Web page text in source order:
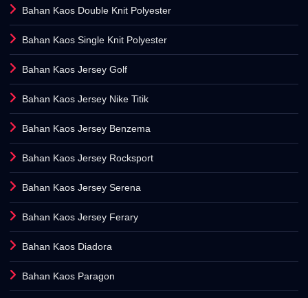
Bahan Kaos Double Knit Polyester
Bahan Kaos Single Knit Polyester
Bahan Kaos Jersey Golf
Bahan Kaos Jersey Nike Titik
Bahan Kaos Jersey Benzema
Bahan Kaos Jersey Rocksport
Bahan Kaos Jersey Serena
Bahan Kaos Jersey Ferary
Bahan Kaos Diadora
Bahan Kaos Paragon